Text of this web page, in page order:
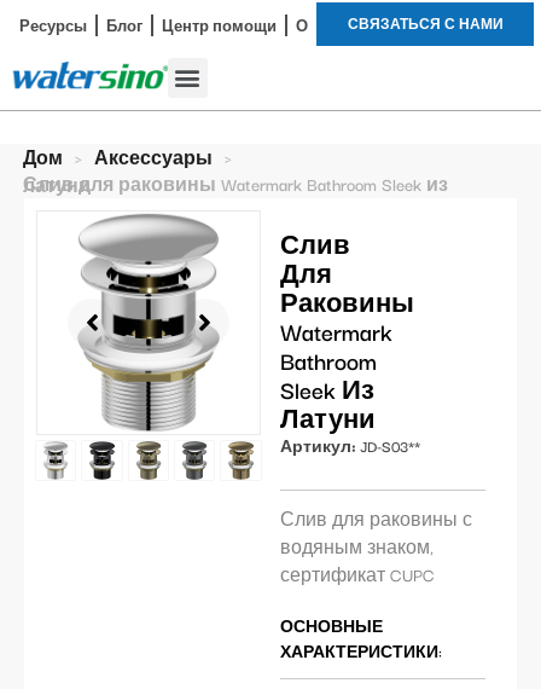
Ресурсы Блог Центр помощи О СВЯЗАТЬСЯ С НАМИ
Дом > Аксессуары >
Слив для раковины Watermark Bathroom Sleek из латуни
Слив
Для
Раковины
Watermark
Bathroom
Sleek Из
Латуни
Артикул: JD-S03**
Слив для раковины с
водяным знаком,
сертификат CUPC
ОСНОВНЫЕ
ХАРАКТЕРИСТИКИ: